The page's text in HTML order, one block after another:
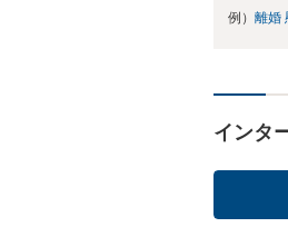
例） 離婚
インタ